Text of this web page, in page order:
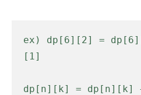
ex) dp[6][2] =
[1]
dp[n][k] = dp[n][k]